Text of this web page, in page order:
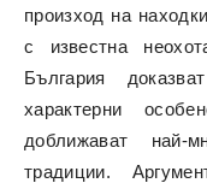
произход на
с известна
България
характерни
доближават най-
традиции.